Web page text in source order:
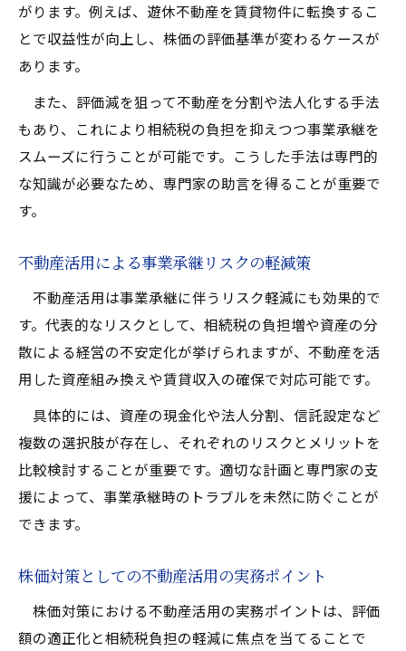
がります。例えば、遊休不動産を賃貸物件に転換するこ
とで収益性が向上し、株価の評価基準が変わるケースが
あります。
また、評価減を狙って不動産を分割や法人化する手法
もあり、これにより相続税の負担を抑えつつ事業承継を
スムーズに行うことが可能です。こうした手法は専門的
な知識が必要なため、専門家の助言を得ることが重要で
す。
不動産活用による事業承継リスクの軽減策
不動産活用は事業承継に伴うリスク軽減にも効果的で
す。代表的なリスクとして、相続税の負担増や資産の分
散による経営の不安定化が挙げられますが、不動産を活
用した資産組み換えや賃貸収入の確保で対応可能です。
具体的には、資産の現金化や法人分割、信託設定など
複数の選択肢が存在し、それぞれのリスクとメリットを
比較検討することが重要です。適切な計画と専門家の支
援によって、事業承継時のトラブルを未然に防ぐことが
できます。
株価対策としての不動産活用の実務ポイント
株価対策における不動産活用の実務ポイントは、評価
額の適正化と相続税負担の軽減に焦点を当てることで